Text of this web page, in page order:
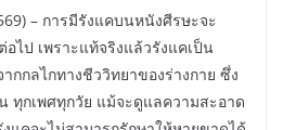
– การมีรังแคบนหนังศีรษะจะ
อไป เพราะแท้จริงแล้วรังแคเป็น
กกลไกทางชีววิทยาของร่างกาย ซึ่ง
ทุกเพศทุกวัย แม้จะดูแลความสะอาด